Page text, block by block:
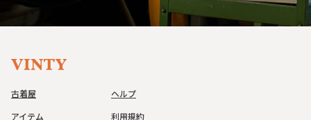
古着屋
アイテム
ヘルプ
利用規約